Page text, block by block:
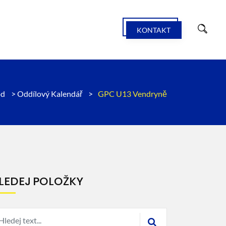
KONTAKT
> Oddílový Kalendář > GPC U13 Vendryně
POLOŽKY